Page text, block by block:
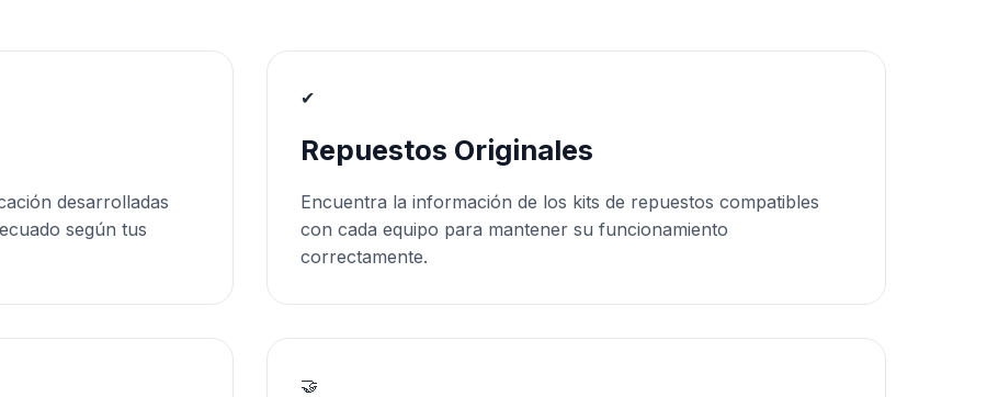
desarrolladas
según tus
✔
Repuestos Originales
Encuentra la información de los kits de repuestos compatibles
con cada equipo para mantener su funcionamiento
correctamente.
🤝